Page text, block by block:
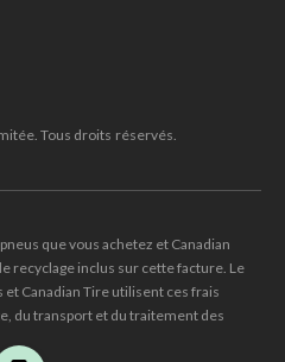
Tous droits réservés.
que vous achetez et Canadian
recyclage inclus sur cette facture. Le
Canadian Tire utilisent ces frais
du transport et du traitement des